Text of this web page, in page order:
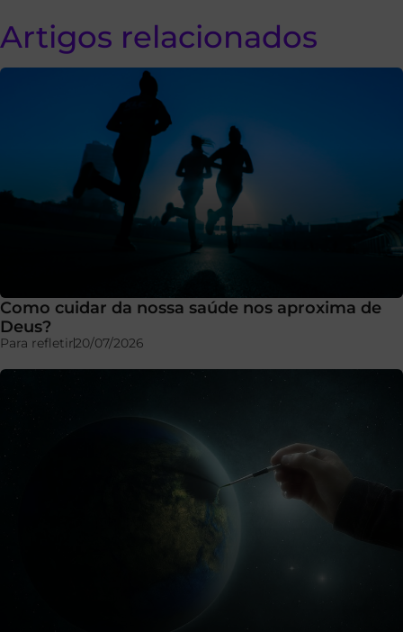
Artigos relacionados
Como cuidar da nossa saúde nos aproxima de
Deus?
Para refletir20/07/2026